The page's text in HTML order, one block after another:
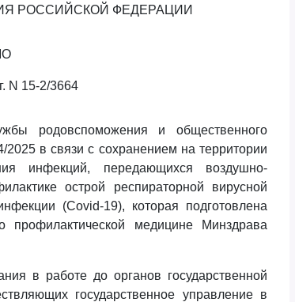
РОССИЙСКОЙ ФЕДЕРАЦИИ
N 15-2/3664
родовспоможения и общественного
2025 в связи с сохранением на территории
инфекций, передающихся воздушно-
острой респираторной вирусной
(Covid-19), которая подготовлена
медицине Минздрава
в работе до органов государственной
государственное управление в